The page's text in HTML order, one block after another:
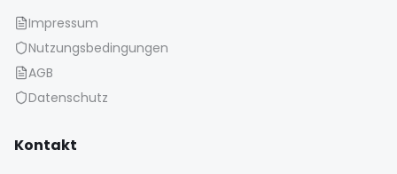
Impressum
Nutzungsbedingungen
AGB
Datenschutz
Kontakt